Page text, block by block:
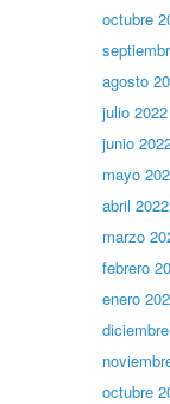
octubre
agosto
julio 2022
junio
mayo
abril 2022
marzo
febrero
enero
octubre